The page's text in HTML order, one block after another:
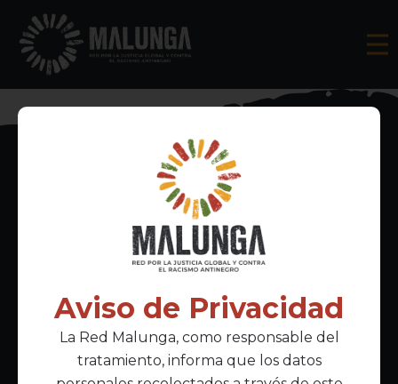
Inscríbete al boletín informativo
Acepto lapolítica de privacidad
Aviso de Privacidad
La Red Malunga, como responsable del
tratamiento, informa que los datos